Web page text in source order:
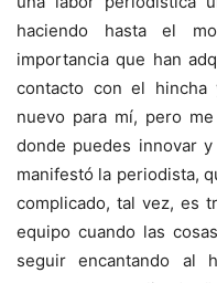
haciendo hasta el
importancia que han
contacto con el hincha
nuevo para mí, pero
donde puedes innovar
manifestó la periodista,
complicado, tal vez, es
equipo cuando las
seguir encantando al